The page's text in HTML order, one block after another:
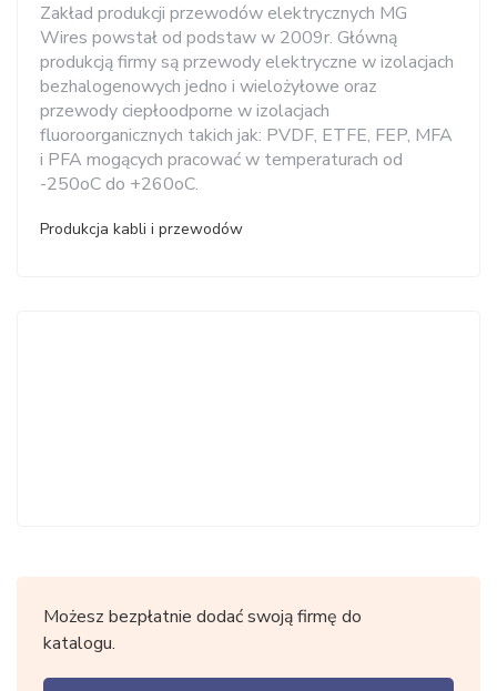
Zakład produkcji przewodów elektrycznych MG
Wires powstał od podstaw w 2009r. Główną
produkcją firmy są przewody elektryczne w izolacjach
bezhalogenowych jedno i wielożyłowe oraz
przewody ciepłoodporne w izolacjach
fluoroorganicznych takich jak: PVDF, ETFE, FEP, MFA
i PFA mogących pracować w temperaturach od
-250oC do +260oC.
Produkcja kabli i przewodów
Możesz bezpłatnie dodać swoją firmę do
katalogu.